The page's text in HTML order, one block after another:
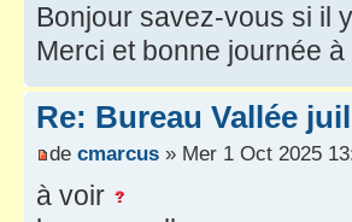
Bonjour savez-vous si il
Merci et bonne journée à
Re: Bureau Vallée
de cmarcus » Mer 1 Oct 2025
à voir